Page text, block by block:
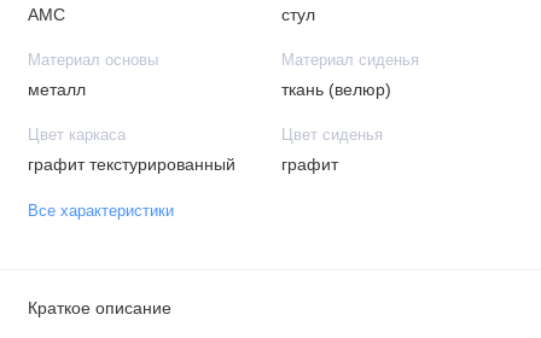
АМС стул
Материал основы
металл
Материал сиденья
ткань (велюр)
Цвет каркаса
графит текстурированный
Цвет сиденья
графит
Все характеристики
Краткое описание